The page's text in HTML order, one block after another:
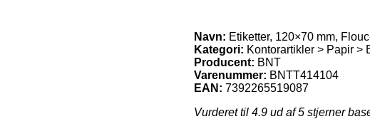
Navn: Etiketter, 120×70 mm,
Kategori: Kontorartikler > Papir >
Producent: BNT
Varenummer: BNTT414104
EAN: 7392265519087
Vurderet til 4.9 ud af 5 stjerner